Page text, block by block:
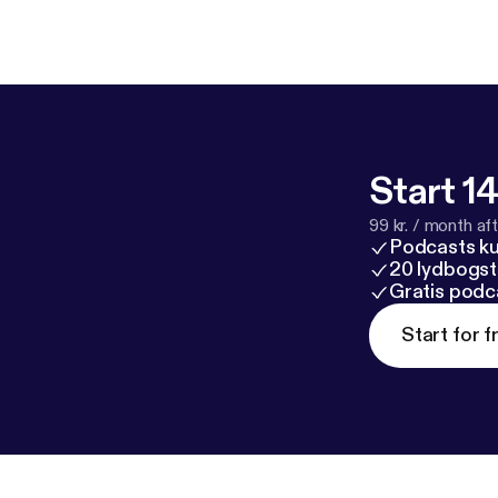
Start
99 kr. / month
Podcasts
20
Gratis
Start for